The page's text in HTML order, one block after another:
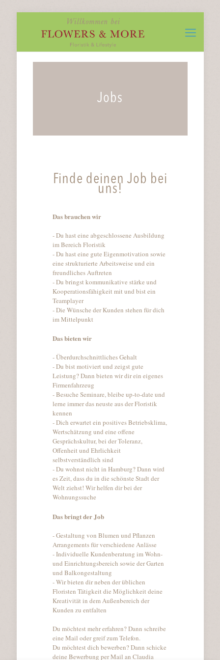
Jobs
Finde deinen Job bei
uns!
Das brauchen wir
- Du hast eine abgeschlossene Ausbildung
im Bereich Floristik
- Du hast eine gute Eigenmotivation sowie
eine strukturierte Arbeitsweise und ein
freundliches Auftreten
- Du bringst kommunikative stärke und
Kooperationsfähigkeit mit und bist ein
Teamplayer
- Die Wünsche der Kunden stehen für dich
im Mittelpunkt
Das bieten wir
- Überdurchschnittliches Gehalt
- Du bist motiviert und zeigst gute
Leistung? Dann bieten wir dir ein eigenes
Firmenfahrzeug
- Besuche Seminare, bleibe up-to-date und
lerne immer das neuste aus der Floristik
kennen
- Dich erwartet ein positives Betriebsklima,
Wertschätzung und eine offene
Gesprächskultur, bei der Toleranz,
Offenheit und Ehrlichkeit
selbstverständlich sind
- Du wohnst nicht in Hamburg? Dann wird
es Zeit, dass du in die schönste Stadt der
Welt ziehst! Wir helfen dir bei der
Wohnungssuche
Das bringt der Job
- Gestaltung von Blumen und Pflanzen
Arrangements für verschiedene Anlässe
- Individuelle Kundenberatung im Wohn-
und Einrichtungsbereich sowie der Garten
und Balkongestaltung
- Wir bieten dir neben der üblichen
Floristen Tätigkeit die Möglichkeit deine
Kreativität in dem Außenbereich der
Kunden zu entfalten
Du möchtest mehr erfahren? Dann schreibe
eine Mail oder greif zum Telefon.
Du möchtest dich bewerben? Dann schicke
deine Bewerbung per Mail an Claudia